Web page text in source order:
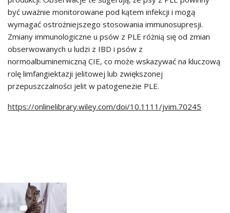
być uważnie monitorowane pod kątem infekcji i mogą
wymagać ostrożniejszego stosowania immunosupresji.
Zmiany immunologiczne u psów z PLE różnią się od zmian
obserwowanych u ludzi z IBD i psów z
normoalbuminemiczną CIE, co może wskazywać na kluczową
rolę limfangiektazji jelitowej lub zwiększonej
przepuszczalności jelit w patogenezie PLE.
https://onlinelibrary.wiley.com/doi/10.1111/jvim.70245